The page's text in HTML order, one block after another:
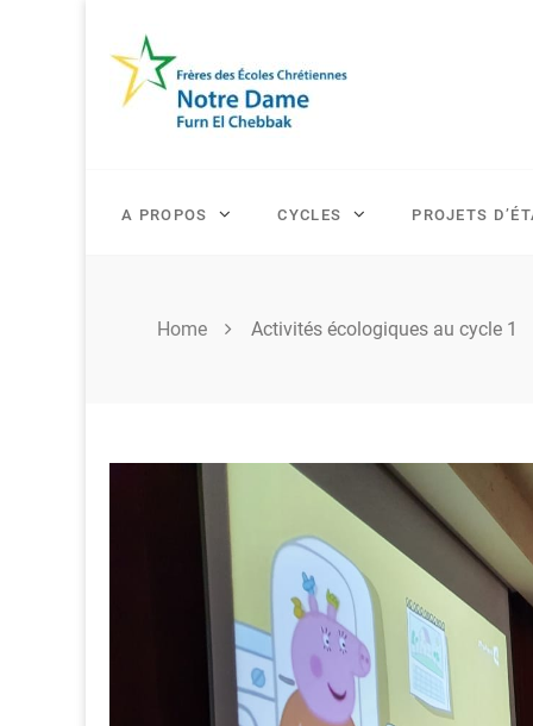
content
A PROPOS CYCLES PROJETS
Home Activités écologiques au cycle 1